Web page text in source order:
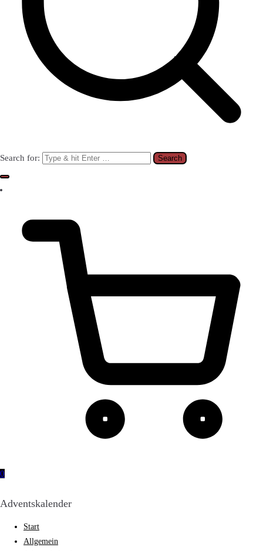
Search for:
0
Adventskalender
Start
Allgemein